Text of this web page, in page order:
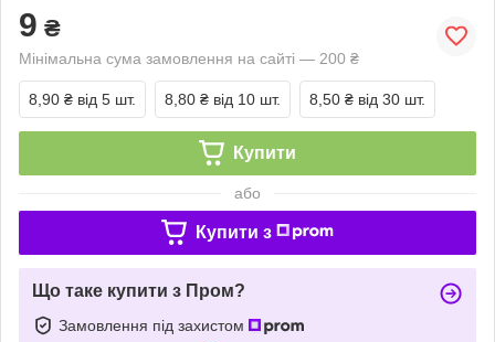
9 ₴
Мінімальна сума замовлення на сайті — 200 ₴
8,90 ₴ від 5 шт. 8,80 ₴ від 10 шт. 8,50 ₴ від 30 шт.
Купити
або
Купити з
Що таке купити з Пром?
Замовлення під захистом